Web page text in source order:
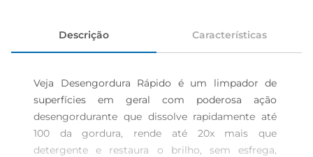
Descrição Características
Veja Desengordura Rápido é um limpador de
superfícies em geral com poderosa ação
desengordurante que dissolve rapidamente até
100 da gordura, rende até 20x mais que
detergente e restaura o brilho, sem esfrega,